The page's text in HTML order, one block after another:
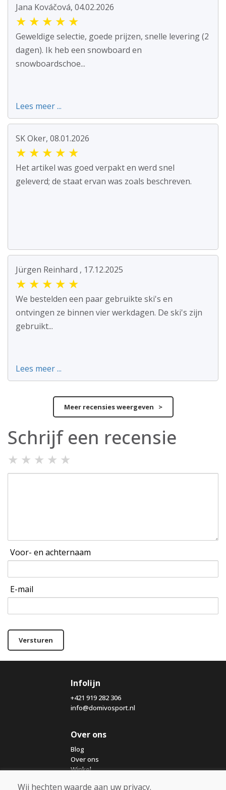
Jana Kováčová, 04.02.2026
★ ★ ★ ★ ★
Geweldige selectie, goede prijzen, snelle levering (2
dagen). Ik heb een snowboard en
snowboardschoe...
Lees meer ...
SK Oker, 08.01.2026
★ ★ ★ ★ ★
Het artikel was goed verpakt en werd snel
geleverd; de staat ervan was zoals beschreven.
Jürgen Reinhard , 17.12.2025
★ ★ ★ ★ ★
We bestelden een paar gebruikte ski's en
ontvingen ze binnen vier werkdagen. De ski's zijn
gebruikt...
Lees meer ...
Meer recensies weergeven >
Schrijf een recensie
★ ★ ★ ★ ★
Voor- en achternaam
E-mail
Versturen
Infolijn
+421 919 282 306
info@domivosport.nl
Over ons
Blog
Over ons
Winkel
Wij hechten waarde aan uw privacy.